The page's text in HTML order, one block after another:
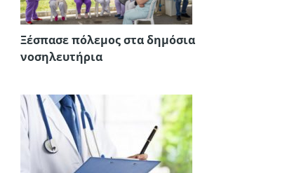
Ξέσπασε πόλεμος στα δημόσια
νοσηλευτήρια